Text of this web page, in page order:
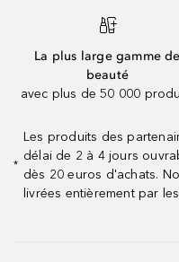
La plus large gamme de
beauté
avec plus de 50 000
*
Les produits des
délai de 2 à 4 jours
dès 20 euros d'achats.
livrées entièrement par